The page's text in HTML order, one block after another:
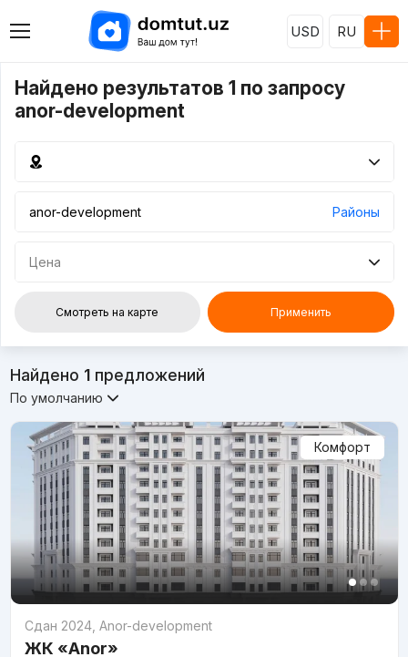
USD RU
Найдено результатов 1 по запросу
anor-development
Районы
Цена
Смотреть на карте Применить
Найдено 1предложений
По умолчанию
Комфорт
Сдан 2024, Anor-development
ЖК «Anor»